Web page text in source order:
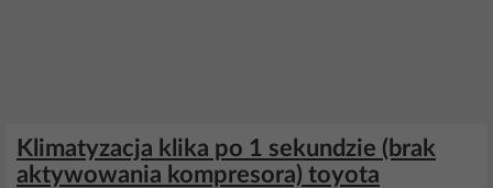
Klimatyzacja klika po 1 sekundzie (brak
aktywowania kompresora) toyota